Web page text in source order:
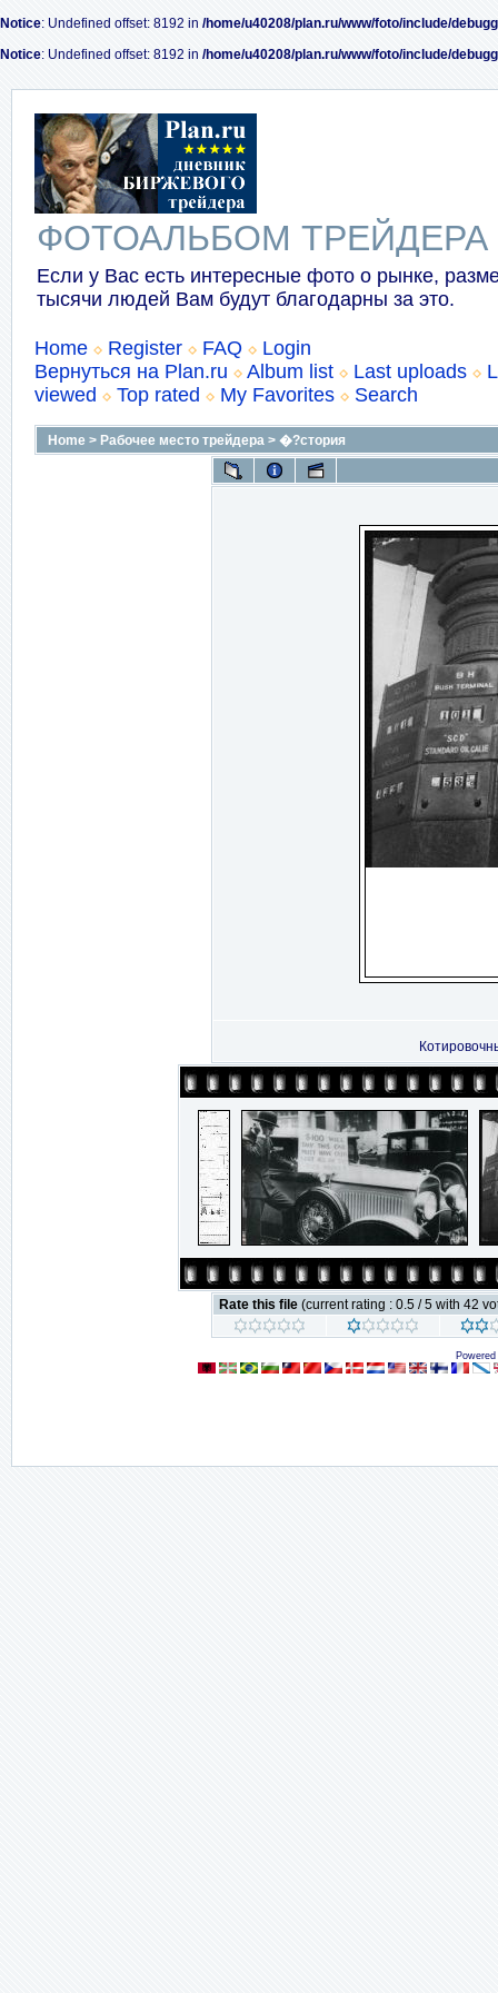
Notice: Undefined offset: 8192 in /home/u40208/plan.ru/www/foto/include/
Notice: Undefined offset: 8192 in /home/u40208/plan.ru/www/foto/include/
ФОТОАЛЬБОМ ТРЕЙДЕРА
Если у Вас есть интересные фото о рынке,
тысячи людей Вам будут благодарны за это.
Home Register FAQ
Login
Вернуться на Plan.ru
Album list Last uploads
viewed
Top rated My Favorites Search
Home > Рабочее место трейдера > �?стория
Rate this file (current rating : 0.5 / 5 with 42